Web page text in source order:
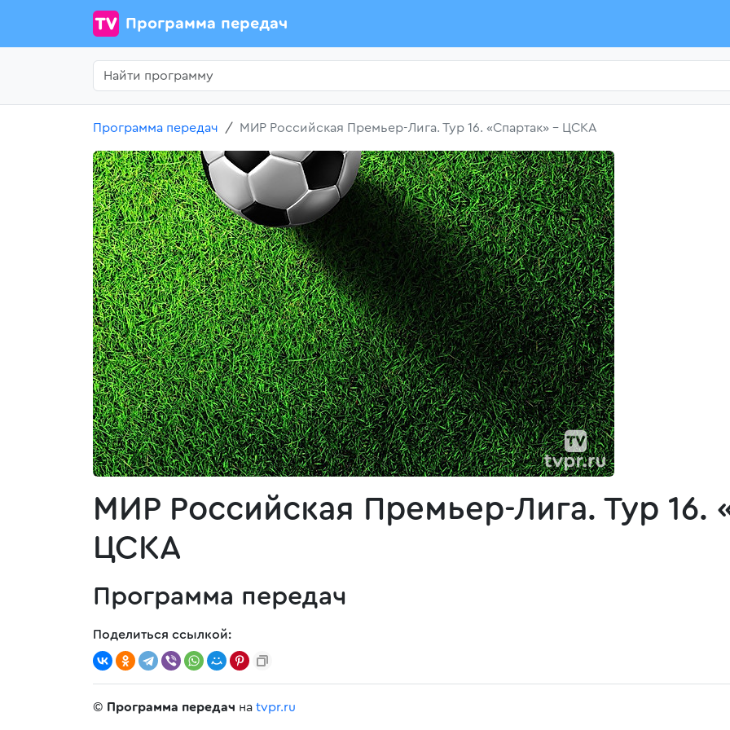
Программа передач
Программа передач МИР Российская Премьер-Лига. Тур 16. «Спартак» - ЦСКА
МИР Российская Премьер-Лига. Тур 16.
ЦСКА
Программа передач
Поделиться ссылкой:
© Программа передач на tvpr.ru